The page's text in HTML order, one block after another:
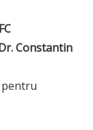
Constantin